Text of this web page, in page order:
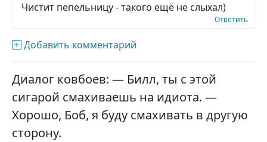
Чистит пепельницу - такого ещё не слыхал)
Ответить
Добавить комментарий
Диалог ковбоев: — Билл, ты с этой
сигарой смахиваешь на идиота. —
Хорошо, Боб, я буду смахивать в другую
сторону.